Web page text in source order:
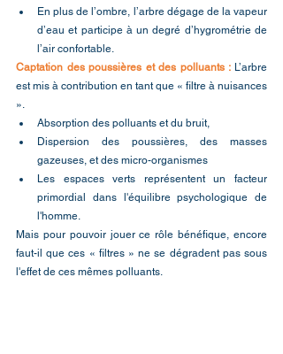
En plus de l’ombre, l’arbre dégage de la vapeur
d’eau et participe à un degré d’hygrométrie de
l’air confortable.
Captation des poussières et des polluants : L’arbre
est mis à contribution en tant que « filtre à nuisances
».
Absorption des polluants et du bruit,
Dispersion des poussières, des masses
gazeuses, et des micro-organismes
Les espaces verts représentent un facteur
primordial dans l'équilibre psychologique de
l'homme.
Mais pour pouvoir jouer ce rôle bénéfique, encore
faut-il que ces « filtres » ne se dégradent pas sous
l'effet de ces mêmes polluants.